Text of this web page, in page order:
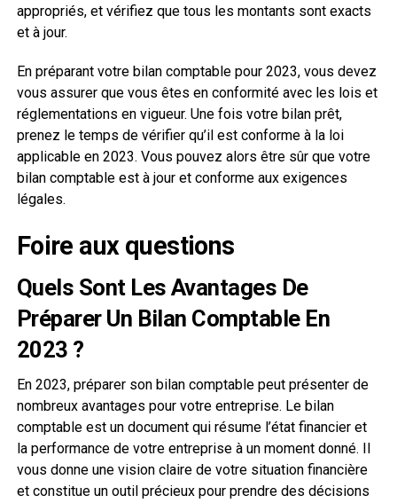
appropriés, et vérifiez que tous les montants sont exacts
et à jour.
En préparant votre bilan comptable pour 2023, vous devez
vous assurer que vous êtes en conformité avec les lois et
réglementations en vigueur. Une fois votre bilan prêt,
prenez le temps de vérifier qu’il est conforme à la loi
applicable en 2023. Vous pouvez alors être sûr que votre
bilan comptable est à jour et conforme aux exigences
légales.
Foire aux questions
Quels Sont Les Avantages De
Préparer Un Bilan Comptable En
2023 ?
En 2023, préparer son bilan comptable peut présenter de
nombreux avantages pour votre entreprise. Le bilan
comptable est un document qui résume l’état financier et
la performance de votre entreprise à un moment donné. Il
vous donne une vision claire de votre situation financière
et constitue un outil précieux pour prendre des décisions